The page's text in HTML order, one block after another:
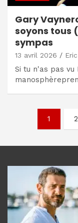
Gary
soyons tous
sympas
13 avril 2026 Eric
Si tu n'as pas vu
Navigation
articles
1 2